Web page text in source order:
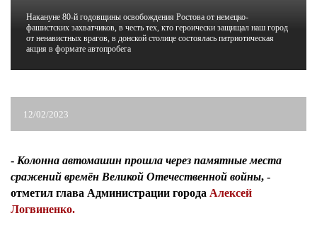
Накануне 80-й годовщины освобождения Ростова от немецко-
фашистских захватчиков, в честь тех, кто героически защищал наш город
от ненавистных врагов, в донской столице состоялась патриотическая
акция в формате автопробега
12/02/2023
- Колонна автомашин прошла через памятные места
сражений времён Великой Отечественной войны, -
отметил глава Администрации города Алексей
Логвиненко.